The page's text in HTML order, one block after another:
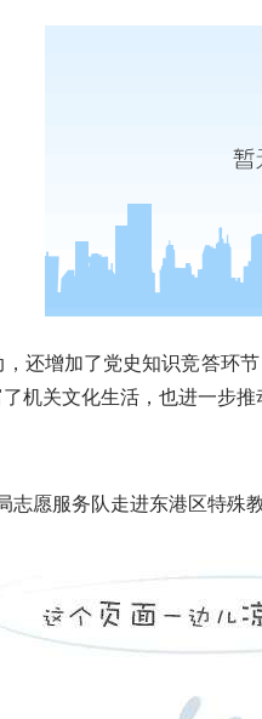
增加了党史知识竞答环节
机关文化生活，也进一步
愿服务队走进东港区特殊